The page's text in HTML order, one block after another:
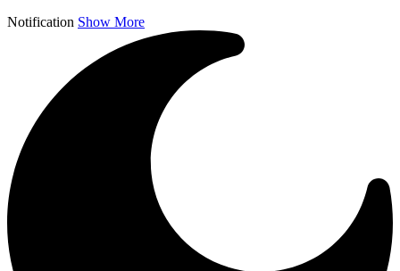
Notification Show More